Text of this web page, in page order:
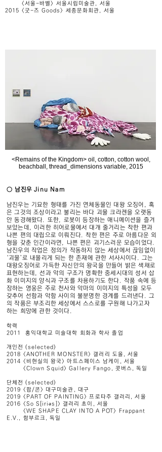
<서울-바벨> 서울시립미술관, 서울
2015 <굿-즈 Goods> 세종문화회관, 서울
<Remains of the Kingdom> oil, cotton, cotton wool,
beachball, thread_dimensions variable, 2015
○ 남진우 Jinu Nam
남진우는 기묘한 형태를 가진 연체동물인 대왕 오징어, 혹
은 그것의 조상이라고 불리는 바다 괴물 크라켄을 오랫동
안 동경해왔다. 또한, 로봇이 등장하는 애니메이션을 즐겨
보았는데, 이러한 히어로물에서 대개 줄거리는 착한 편과
나쁜 편의 대립으로 이뤄진다. 착한 편은 주로 아름다운 외
형을 갖춘 인간이라면, 나쁜 편은 괴기스러운 모습이었다.
남진우의 작업은 정의가 작동하지 않는 세상에서 끊임없이
‘괴물’로 내몰리게 되는 한 존재에 관한 서사시이다. 그는
대왕오징어로 가득한 자신만의 왕국을 만들어 밝은 색채로
표현하는데, 선과 악의 구조가 명확한 중세시대의 성서 삽
화 이미지의 양식과 구조를 차용하기도 한다. 작품 속에 등
장하는 영웅은 주로 천사와 악마의 이미지의 특성을 모두
갖추어 선함과 악함 사이의 불분명한 경계를 드러낸다. 그
의 작품은 부조리한 세상에서 스스로를 구원해 나가고자
하는 희망에 관한 것이다.
학력
2011 홍익대학교 미술대학 회화과 학사 졸업
개인전 (selected)
2018 <ANOTHER MONSTER> 갤러리 도올, 서울
2014 <비현실의 왕국> 아트스페이스 남케이, 서울
<Clown Squid> Gallery Fango, 콧버스, 독일
단체전 (selected)
2019 <팝/콘> 대구미술관, 대구
2019 <PART OF PAINTING> 프로타주 갤러리, 서울
2016 <So S[iriəs]> 갤러리 초이, 서울
<WE SHAPE CLAY INTO A POT> Frappant
E.V., 함부르크, 독일